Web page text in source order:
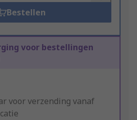
Bestellen
voor bestellingen
voor verzending vanaf